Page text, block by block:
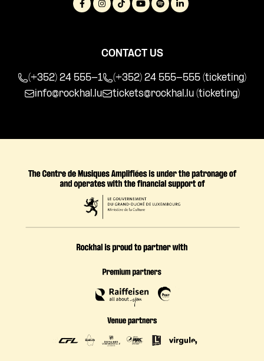
CONTACT US
(+352) 24 555-1
(+352) 24 555-555 (ticketing)
info@rockhal.lu
tickets@rockhal.lu (ticketing)